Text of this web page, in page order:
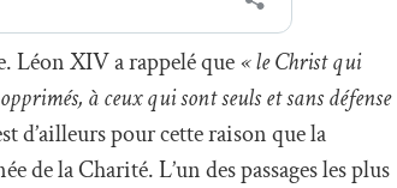
Léon XIV a rappelé que« le Christ qui
à ceux qui sont seuls et sans défense
d’ailleurs pour cette raison que la
de la Charité. L’un des passages les plus